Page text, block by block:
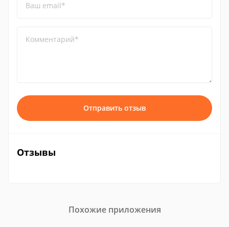
Ваш email*
Комментарий*
Отправить отзыв
Отзывы
Похожие приложения